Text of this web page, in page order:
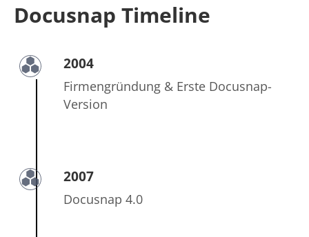
Docusnap Timeline
2004
Firmengründung & Erste Docusnap-
Version
2007
Docusnap 4.0